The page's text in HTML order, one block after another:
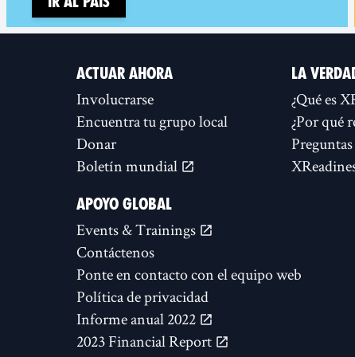
ACTUAR AHORA
Involucrarse
Encuentra tu grupo local
Donar
Boletín mundial
LA
¿Qué es
¿Por qué
APOYO GLOBAL
Events & Trainings
Contáctenos
Ponte en contacto con el equipo web
Política de privacidad
Informe anual 2022
2023 Financial Report